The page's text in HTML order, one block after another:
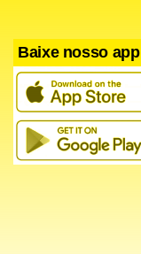
Baixe nosso app